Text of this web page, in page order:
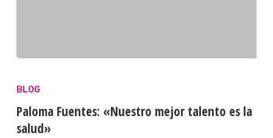
BLOG
Paloma Fuentes: «Nuestro mejor talento es la
salud»